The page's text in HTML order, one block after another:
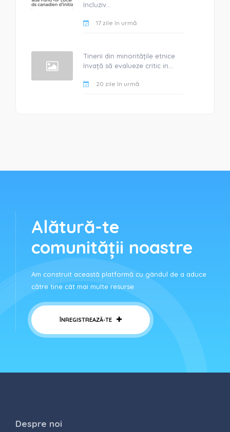
Incluziv...
17 zile în urmă
Tinerii din minoritățile etnice
învață să evalueze critic in...
20 zile în urmă
Alătură-te
comunității noastre
Am construit această platformă cu gândul de a aduce
către tine cât mai multe resurse
ÎNREGISTREAZĂ-TE
Despre noi